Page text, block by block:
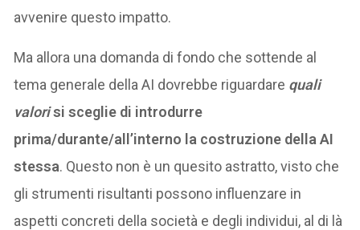
avvenire questo impatto.
Ma allora una domanda di fondo che sottende al
tema generale della AI dovrebbe riguardare quali
valorisi sceglie di introdurre
prima/durante/all’interno la costruzione della AI
stessa. Questo non è un quesito astratto, visto che
gli strumenti risultanti possono influenzare in
aspetti concreti della società e degli individui, al di là